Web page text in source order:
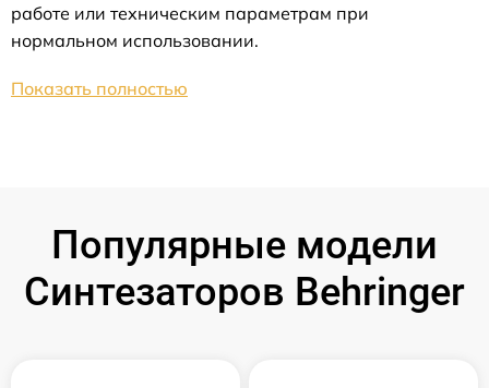
работе или техническим параметрам при
нормальном использовании.
Показать полностью
Популярные модели
Синтезаторов Behringer